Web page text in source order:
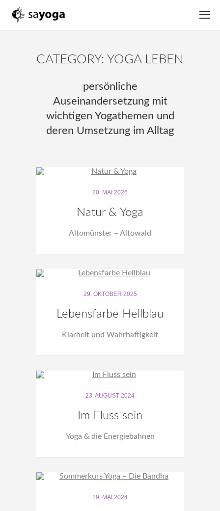
CATEGORY: YOGA LEBEN
persönliche
Auseinandersetzung mit
wichtigen Yogathemen und
deren Umsetzung im Alltag
20. MAI 2026
Natur & Yoga
Altomünster – Altowald
29. OKTOBER 2025
Lebensfarbe Hellblau
Klarheit und Wahrhaftigkeit
23. AUGUST 2024
Im Fluss sein
Yoga & die Energiebahnen
29. MAI 2024